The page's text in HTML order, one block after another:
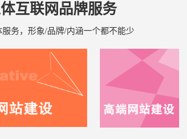
互联网品牌服务
服务，形象/品牌/内涵一个都不能少